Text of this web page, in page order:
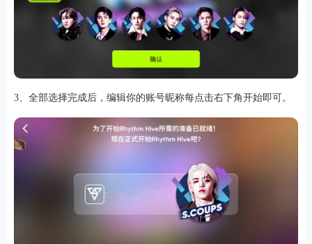
3、全部选择完成后，编辑你的账号昵称每点击右下角开始即可。